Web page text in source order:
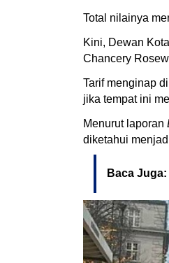
Total nilainya
Kini, Dewan
Chancery
Tarif menginap
jika tempat ini
Menurut laporan
diketahui
Baca Juga: